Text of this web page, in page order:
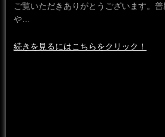
ご覧いただきありがとうございます。
や…
続きを見るにはこちらをクリック！